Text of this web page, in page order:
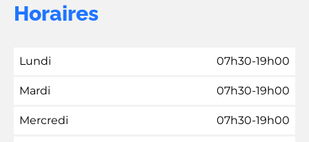
Horaires
Lundi 07h30-19h00
Mardi 07h30-19h00
Mercredi 07h30-19h00